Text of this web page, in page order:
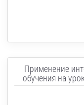
Применение
обучения на